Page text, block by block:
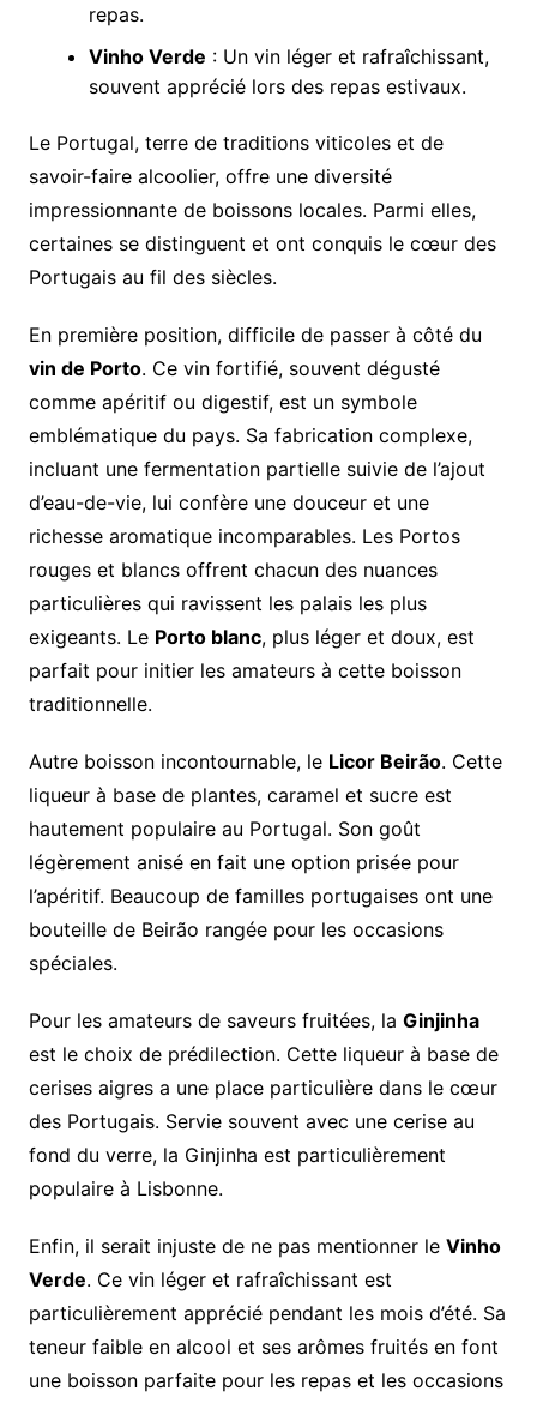
repas.
Vinho Verde : Un vin léger et rafraîchissant,
souvent apprécié lors des repas estivaux.
Le Portugal, terre de traditions viticoles et de
savoir-faire alcoolier, offre une diversité
impressionnante de boissons locales. Parmi elles,
certaines se distinguent et ont conquis le cœur des
Portugais au fil des siècles.
En première position, difficile de passer à côté du
vin de Porto. Ce vin fortifié, souvent dégusté
comme apéritif ou digestif, est un symbole
emblématique du pays. Sa fabrication complexe,
incluant une fermentation partielle suivie de l’ajout
d’eau-de-vie, lui confère une douceur et une
richesse aromatique incomparables. Les Portos
rouges et blancs offrent chacun des nuances
particulières qui ravissent les palais les plus
exigeants. Le Porto blanc, plus léger et doux, est
parfait pour initier les amateurs à cette boisson
traditionnelle.
Autre boisson incontournable, le Licor Beirão. Cette
liqueur à base de plantes, caramel et sucre est
hautement populaire au Portugal. Son goût
légèrement anisé en fait une option prisée pour
l’apéritif. Beaucoup de familles portugaises ont une
bouteille de Beirão rangée pour les occasions
spéciales.
Pour les amateurs de saveurs fruitées, la Ginjinha
est le choix de prédilection. Cette liqueur à base de
cerises aigres a une place particulière dans le cœur
des Portugais. Servie souvent avec une cerise au
fond du verre, la Ginjinha est particulièrement
populaire à Lisbonne.
Enfin, il serait injuste de ne pas mentionner le Vinho
Verde. Ce vin léger et rafraîchissant est
particulièrement apprécié pendant les mois d’été. Sa
teneur faible en alcool et ses arômes fruités en font
une boisson parfaite pour les repas et les occasions